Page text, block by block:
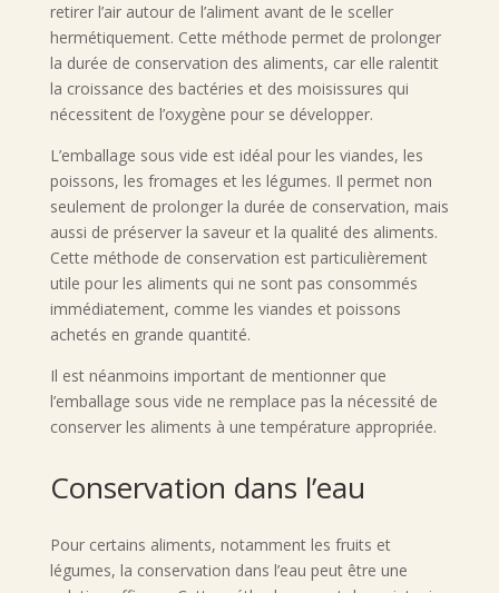
retirer l’air autour de l’aliment avant de le sceller
hermétiquement. Cette méthode permet de prolonger
la durée de conservation des aliments, car elle ralentit
la croissance des bactéries et des moisissures qui
nécessitent de l’oxygène pour se développer.
L’emballage sous vide est idéal pour les viandes, les
poissons, les fromages et les légumes. Il permet non
seulement de prolonger la durée de conservation, mais
aussi de préserver la saveur et la qualité des aliments.
Cette méthode de conservation est particulièrement
utile pour les aliments qui ne sont pas consommés
immédiatement, comme les viandes et poissons
achetés en grande quantité.
Il est néanmoins important de mentionner que
l’emballage sous vide ne remplace pas la nécessité de
conserver les aliments à une température appropriée.
Conservation dans l’eau
Pour certains aliments, notamment les fruits et
légumes, la conservation dans l’eau peut être une